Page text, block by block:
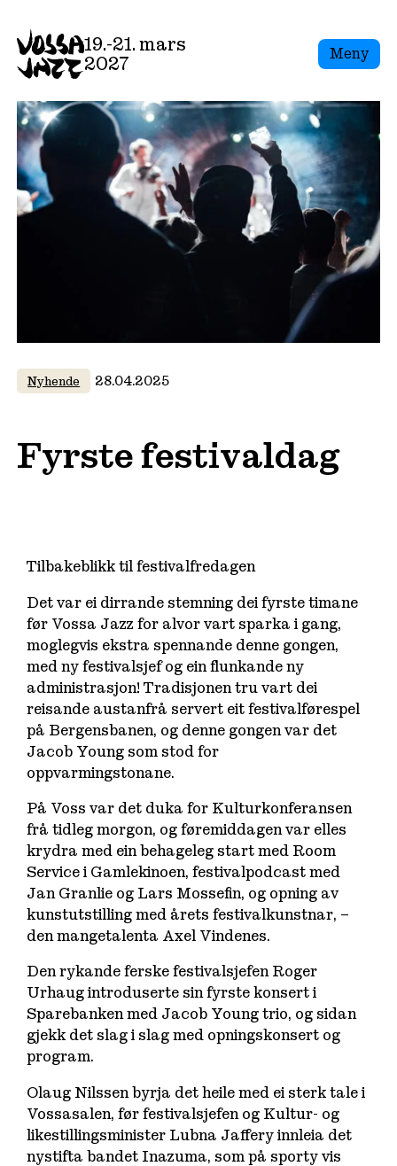
to
content
19.-21. mars
2027
Meny
Nyhende 28.04.2025
Fyrste festivaldag
Tilbakeblikk til festivalfredagen
Det var ei dirrande stemning dei fyrste timane
før Vossa Jazz for alvor vart sparka i gang,
moglegvis ekstra spennande denne gongen,
med ny festivalsjef og ein flunkande ny
administrasjon! Tradisjonen tru vart dei
reisande austanfrå servert eit festivalførespel
på Bergensbanen, og denne gongen var det
Jacob Young som stod for
oppvarmingstonane.
På Voss var det duka for Kulturkonferansen
frå tidleg morgon, og føremiddagen var elles
krydra med ein behageleg start med Room
Service i Gamlekinoen, festivalpodcast med
Jan Granlie og Lars Mossefin, og opning av
kunstutstilling med årets festivalkunstnar, –
den mangetalenta Axel Vindenes.
Den rykande ferske festivalsjefen Roger
Urhaug introduserte sin fyrste konsert i
Sparebanken med Jacob Young trio, og sidan
gjekk det slag i slag med opningskonsert og
program.
Olaug Nilssen byrja det heile med ei sterk tale i
Vossasalen, før festivalsjefen og Kultur- og
likestillingsminister Lubna Jaffery innleia det
nystifta bandet Inazuma, som på sporty vis